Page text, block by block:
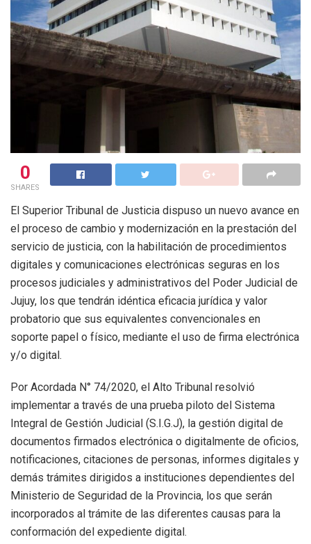
0
SHARES
El Superior Tribunal de Justicia dispuso un nuevo avance en
el proceso de cambio y modernización en la prestación del
servicio de justicia, con la habilitación de procedimientos
digitales y comunicaciones electrónicas seguras en los
procesos judiciales y administrativos del Poder Judicial de
Jujuy, los que tendrán idéntica eficacia jurídica y valor
probatorio que sus equivalentes convencionales en
soporte papel o físico, mediante el uso de firma electrónica
y/o digital.
Por Acordada N° 74/2020, el Alto Tribunal resolvió
implementar a través de una prueba piloto del Sistema
Integral de Gestión Judicial (S.I.G.J), la gestión digital de
documentos firmados electrónica o digitalmente de oficios,
notificaciones, citaciones de personas, informes digitales y
demás trámites dirigidos a instituciones dependientes del
Ministerio de Seguridad de la Provincia, los que serán
incorporados al trámite de las diferentes causas para la
conformación del expediente digital.